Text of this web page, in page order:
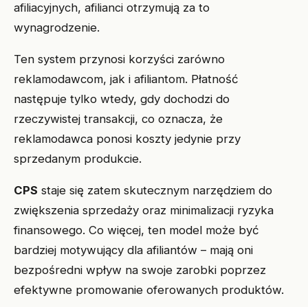
afiliacyjnych, afilianci otrzymują za to
wynagrodzenie.
Ten system przynosi korzyści zarówno
reklamodawcom, jak i afiliantom. Płatność
następuje tylko wtedy, gdy dochodzi do
rzeczywistej transakcji, co oznacza, że
reklamodawca ponosi koszty jedynie przy
sprzedanym produkcie.
CPS staje się zatem skutecznym narzędziem do
zwiększenia sprzedaży oraz minimalizacji ryzyka
finansowego. Co więcej, ten model może być
bardziej motywujący dla afiliantów – mają oni
bezpośredni wpływ na swoje zarobki poprzez
efektywne promowanie oferowanych produktów.